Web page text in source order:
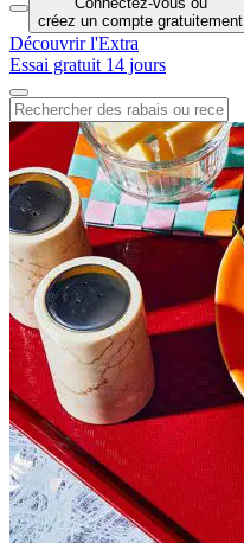
créez un compte gratuitement
Découvrir l'Extra
Essai gratuit 14 jours